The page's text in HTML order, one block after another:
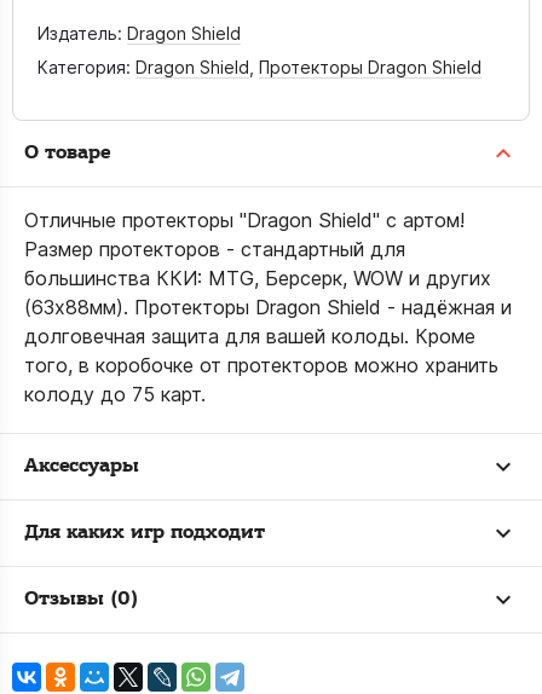
Издатель: Dragon Shield
Категория: Dragon Shield Протекторы Dragon Shield
О товаре
Отличные протекторы "Dragon Shield" с артом!
Размер протекторов - стандартный для
большинства ККИ: MTG, Берсерк, WOW и других
(63х88мм). Протекторы Dragon Shield - надёжная и
долговечная защита для вашей колоды. Кроме
того, в коробочке от протекторов можно хранить
колоду до 75 карт.
Аксессуары
Для каких игр подходит
Отзывы (0)